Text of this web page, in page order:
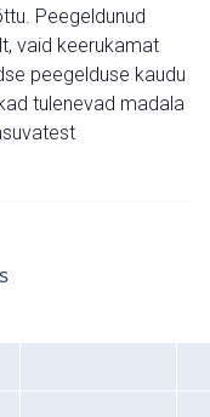
Peegeldunud
vaid keerukamat
peegelduse kaudu
tulenevad madala